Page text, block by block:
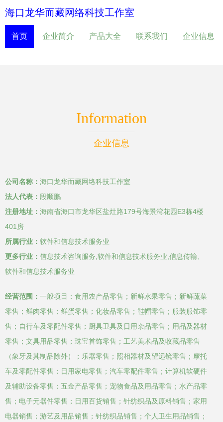
海口龙华而藏网络科技工作室
首页 企业简介 产品大全 联系我们 企业信息
Information
企业信息
公司名称： 海口龙华而藏网络科技工作室
法人代表： 段顺鹏
注册地址： 海南省海口市龙华区盐灶路179号海景湾花园E3栋4楼
401房
所属行业： 软件和信息技术服务业
更多行业： 信息技术咨询服务,软件和信息技术服务业,信息传输、
软件和信息技术服务业
经营范围： 一般项目：食用农产品零售；新鲜水果零售；新鲜蔬菜
零售；鲜肉零售；鲜蛋零售；化妆品零售；鞋帽零售；服装服饰零
售；自行车及零配件零售；厨具卫具及日用杂品零售；用品及器材
零售；文具用品零售；珠宝首饰零售；工艺美术品及收藏品零售
（象牙及其制品除外）；乐器零售；照相器材及望远镜零售；摩托
车及零配件零售；日用家电零售；汽车零配件零售；计算机软硬件
及辅助设备零售；五金产品零售；宠物食品及用品零售；水产品零
售；电子元器件零售；日用百货销售；针纺织品及原料销售；家用
电器销售；游艺及用品销售；针纺织品销售；个人卫生用品销售；